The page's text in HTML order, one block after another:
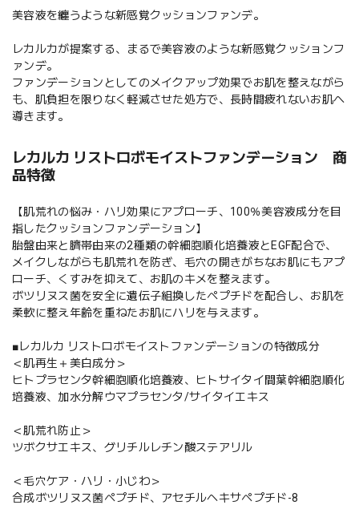
美容液を纏うような新感覚クッションファンデ。
レカルカが提案する、まるで美容液のような新感覚クッションフ
ァンデ。
ファンデーションとしてのメイクアップ効果でお肌を整えながら
も、肌負担を限りなく軽減させた処方で、長時間疲れないお肌へ
導きます。
レカルカ リストロボモイストファンデーション 商
品特徴
【肌荒れの悩み・ハリ効果にアプローチ、100％美容液成分を目
指したクッションファンデーション】
胎盤由来と臍帯由来の2種類の幹細胞順化培養液とEGF配合で、
メイクしながらも肌荒れを防ぎ、毛穴の開きがちなお肌にもアプ
ローチ、くすみを抑えて、お肌のキメを整えます。
ボツリヌス菌を安全に遺伝子組換したペプチドを配合し、お肌を
柔軟に整え年齢を重ねたお肌にハリを与えます。
■レカルカ リストロボモイストファンデーションの特徴成分
＜肌再生＋美白成分＞
ヒトプラセンタ幹細胞順化培養液、ヒトサイタイ間葉幹細胞順化
培養液、加水分解ウマプラセンタ/サイタイエキス
＜肌荒れ防止＞
ツボクサエキス、グリチルレチン酸ステアリル
＜毛穴ケア・ハリ・小じわ＞
合成ボツリヌス菌ペプチド、アセチルヘキサペプチド-8